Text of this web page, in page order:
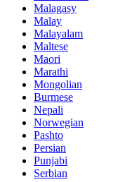
Malagasy
Malay
Malayalam
Maltese
Maori
Marathi
Mongolian
Burmese
Nepali
Norwegian
Pashto
Persian
Punjabi
Serbian